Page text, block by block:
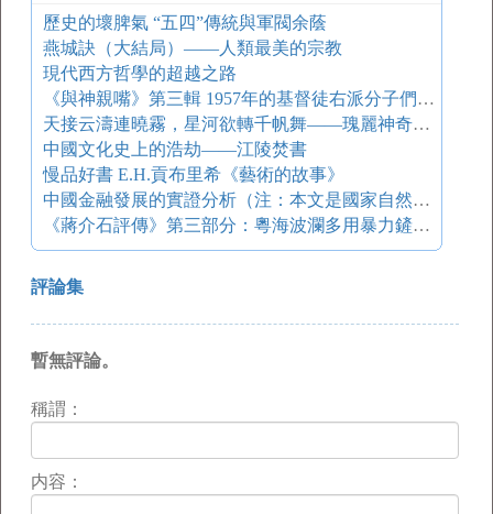
歷史的壞脾氣 “五四”傳統與軍閥余蔭
燕城訣（大結局）——人類最美的宗教
現代西方哲學的超越之路
《與神親嘴》第三輯 1957年的基督徒右派分子們 三自運動：信仰的淪陷
天接云濤連曉霧，星河欲轉千帆舞——瑰麗神奇的迷夢
中國文化史上的浩劫――江陵焚書
慢品好書 E.H.貢布里希《藝術的故事》
中國金融發展的實證分析（注：本文是國家自然科學基金資助項目。項目編號D961203。）
《蔣介石評傳》第三部分：粵海波瀾多用暴力鏟除廣東的反對勢力
評論集
暫無評論。
稱謂：
内容：